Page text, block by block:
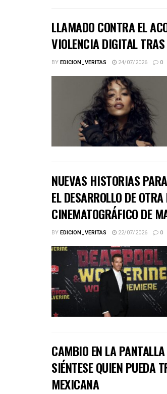
LLAMADO CONTRA EL
VIOLENCIA DIGITAL
BYEDICION_VERITAS 24/07/2026 0
NUEVAS HISTORIAS
EL DESARROLLO DE
CINEMATOGRÁFICO DE
BYEDICION_VERITAS 22/07/2026 0
CAMBIO EN LA
SIÉNTESE QUIEN PUEDA
MEXICANA